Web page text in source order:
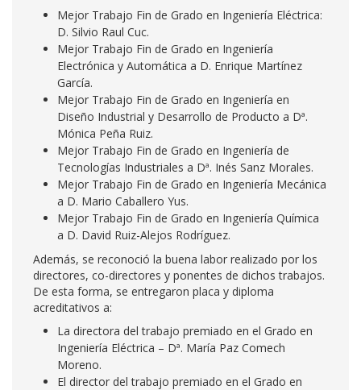
Mejor Trabajo Fin de Grado en Ingeniería Eléctrica:
D. Silvio Raul Cuc.
Mejor Trabajo Fin de Grado en Ingeniería
Electrónica y Automática a D. Enrique Martínez
García.
Mejor Trabajo Fin de Grado en Ingeniería en
Diseño Industrial y Desarrollo de Producto a Dª.
Mónica Peña Ruiz.
Mejor Trabajo Fin de Grado en Ingeniería de
Tecnologías Industriales a Dª. Inés Sanz Morales.
Mejor Trabajo Fin de Grado en Ingeniería Mecánica
a D. Mario Caballero Yus.
Mejor Trabajo Fin de Grado en Ingeniería Química
a D. David Ruiz-Alejos Rodríguez.
Además, se reconoció la buena labor realizado por los
directores, co-directores y ponentes de dichos trabajos.
De esta forma, se entregaron placa y diploma
acreditativos a:
La directora del trabajo premiado en el Grado en
Ingeniería Eléctrica – Dª. María Paz Comech
Moreno.
El director del trabajo premiado en el Grado en